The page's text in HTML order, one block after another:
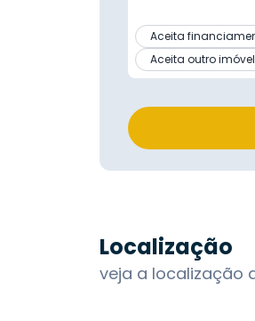
Aceita
Aceita outro
Localização
veja a localização